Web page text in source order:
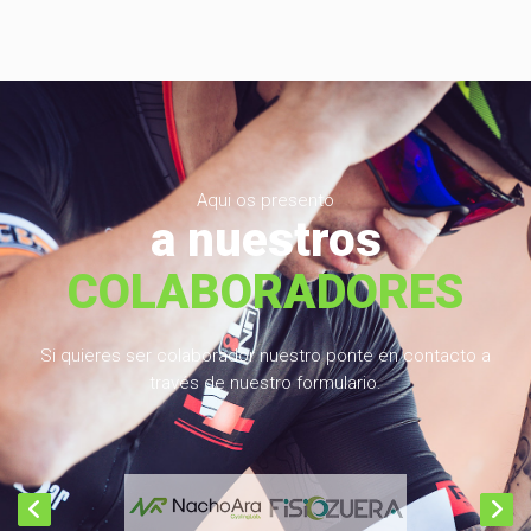
Aqui os presento
a nuestros
COLABORADORES
Si quieres ser colaborador nuestro ponte en contacto a
través de nuestro formulario.